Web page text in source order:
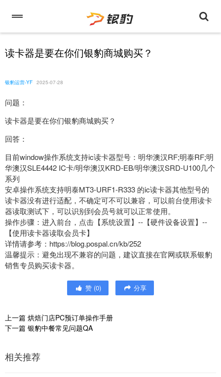
读卡器是要在你们银豹商城购买？
银豹运营-YF 2025-07-28
问题：
读卡器是要在你们银豹商城购买？
回答：
目前window操作系统支持ic读卡器型号：明华澳汉RF;明泰RF;明
华澳汉SLE4442 IC卡/明华澳汉KRD-EB/明华澳汉SRD-U100几个
系列
安卓操作系统支持明泰MT3-URF1-R333 的ic读卡器其他型号的
读卡器没有进行适配，不确定可不可以兼容，可以前台使用读卡
器读取测试下，可以识别到会员号就可以正常使用。
操作步骤：进入前台，点击【系统设置】--【硬件设备设置】--
【使用读卡器读取会员卡】
详情请参考：https://blog.pospal.cn/kb/252
温馨提示：避免出现不兼容的问题，建议直接在官网或联系银豹
销售专员购买读卡器。
赞 (0) 分享
上一篇 烘焙门店PC预订单操作手册
下一篇 银豹中餐常见问题QA
相关推荐